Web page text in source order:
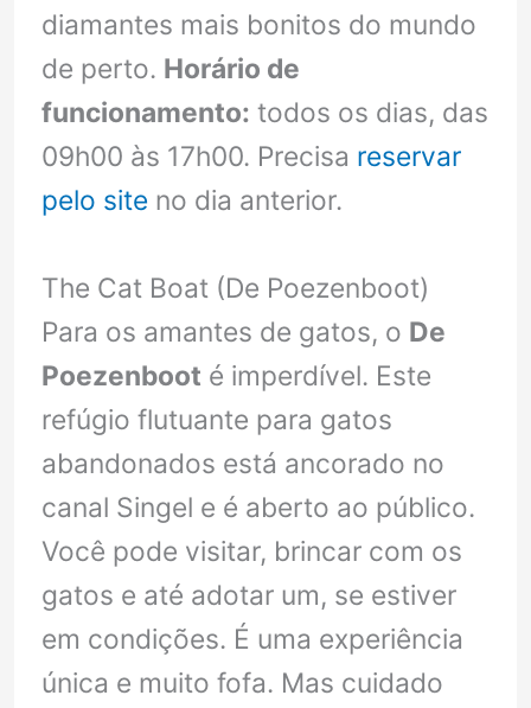
diamantes mais bonitos do mundo
de perto. Horário de
funcionamento: todos os dias, das
09h00 às 17h00. Precisa reservar
pelo site no dia anterior.
The Cat Boat (De Poezenboot)
Para os amantes de gatos, o De
Poezenboot é imperdível. Este
refúgio flutuante para gatos
abandonados está ancorado no
canal Singel e é aberto ao público.
Você pode visitar, brincar com os
gatos e até adotar um, se estiver
em condições. É uma experiência
única e muito fofa. Mas cuidado